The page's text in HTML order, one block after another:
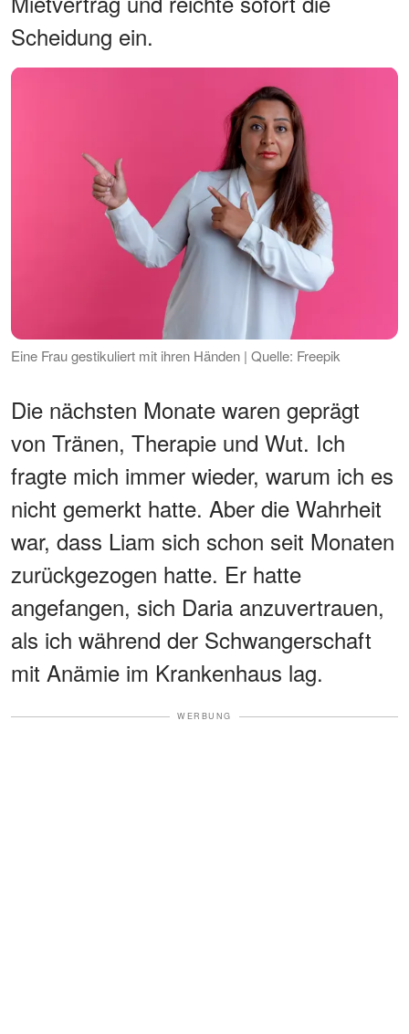
Scheidung ein.
Eine Frau gestikuliert mit ihren Händen | Quelle: Freepik
Die nächsten Monate waren geprägt
von Tränen, Therapie und Wut. Ich
fragte mich immer wieder, warum ich es
nicht gemerkt hatte. Aber die Wahrheit
war, dass Liam sich schon seit Monaten
zurückgezogen hatte. Er hatte
angefangen, sich Daria anzuvertrauen,
als ich während der Schwangerschaft
mit Anämie im Krankenhaus lag.
WERBUNG